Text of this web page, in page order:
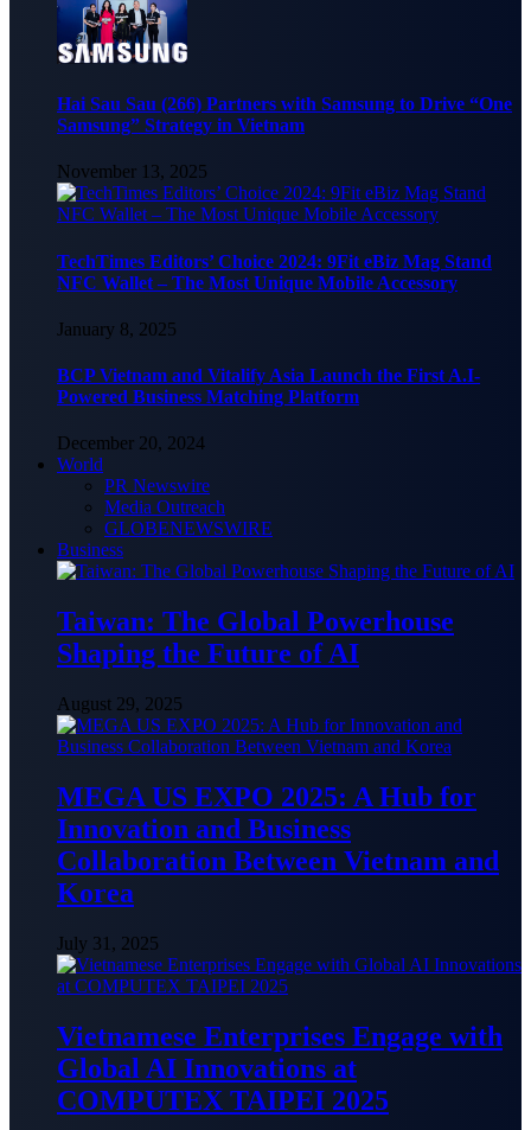
Hai Sau Sau (266) Partners with Samsung to Drive “One
Samsung” Strategy in Vietnam
November 13, 2025
TechTimes Editors’ Choice 2024: 9Fit eBiz Mag Stand
NFC Wallet – The Most Unique Mobile Accessory
January 8, 2025
BCP Vietnam and Vitalify Asia Launch the First A.I-
Powered Business Matching Platform
December 20, 2024
World
PR Newswire
Media Outreach
GLOBENEWSWIRE
Business
Taiwan: The Global Powerhouse
Shaping the Future of AI
August 29, 2025
MEGA US EXPO 2025: A Hub for
Innovation and Business
Collaboration Between Vietnam and
Korea
July 31, 2025
Vietnamese Enterprises Engage with
Global AI Innovations at
COMPUTEX TAIPEI 2025